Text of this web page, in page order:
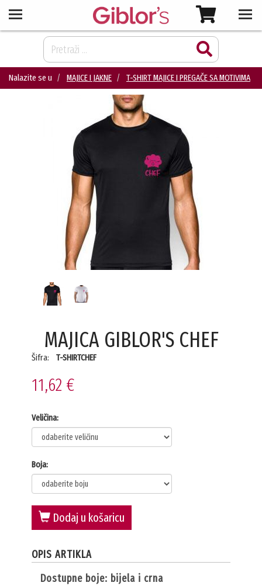
Nalazite se u MAJICE I JAKNE T-SHIRT MAJICE I PREGAČE SA MOTIVIMA
MAJICA GIBLOR'S CHEF
Šifra: T-SHIRTCHEF
11,62 €
Veličina:
Boja:
Dodaj u košaricu
OPIS ARTIKLA
dostupne boje: bijela i crna